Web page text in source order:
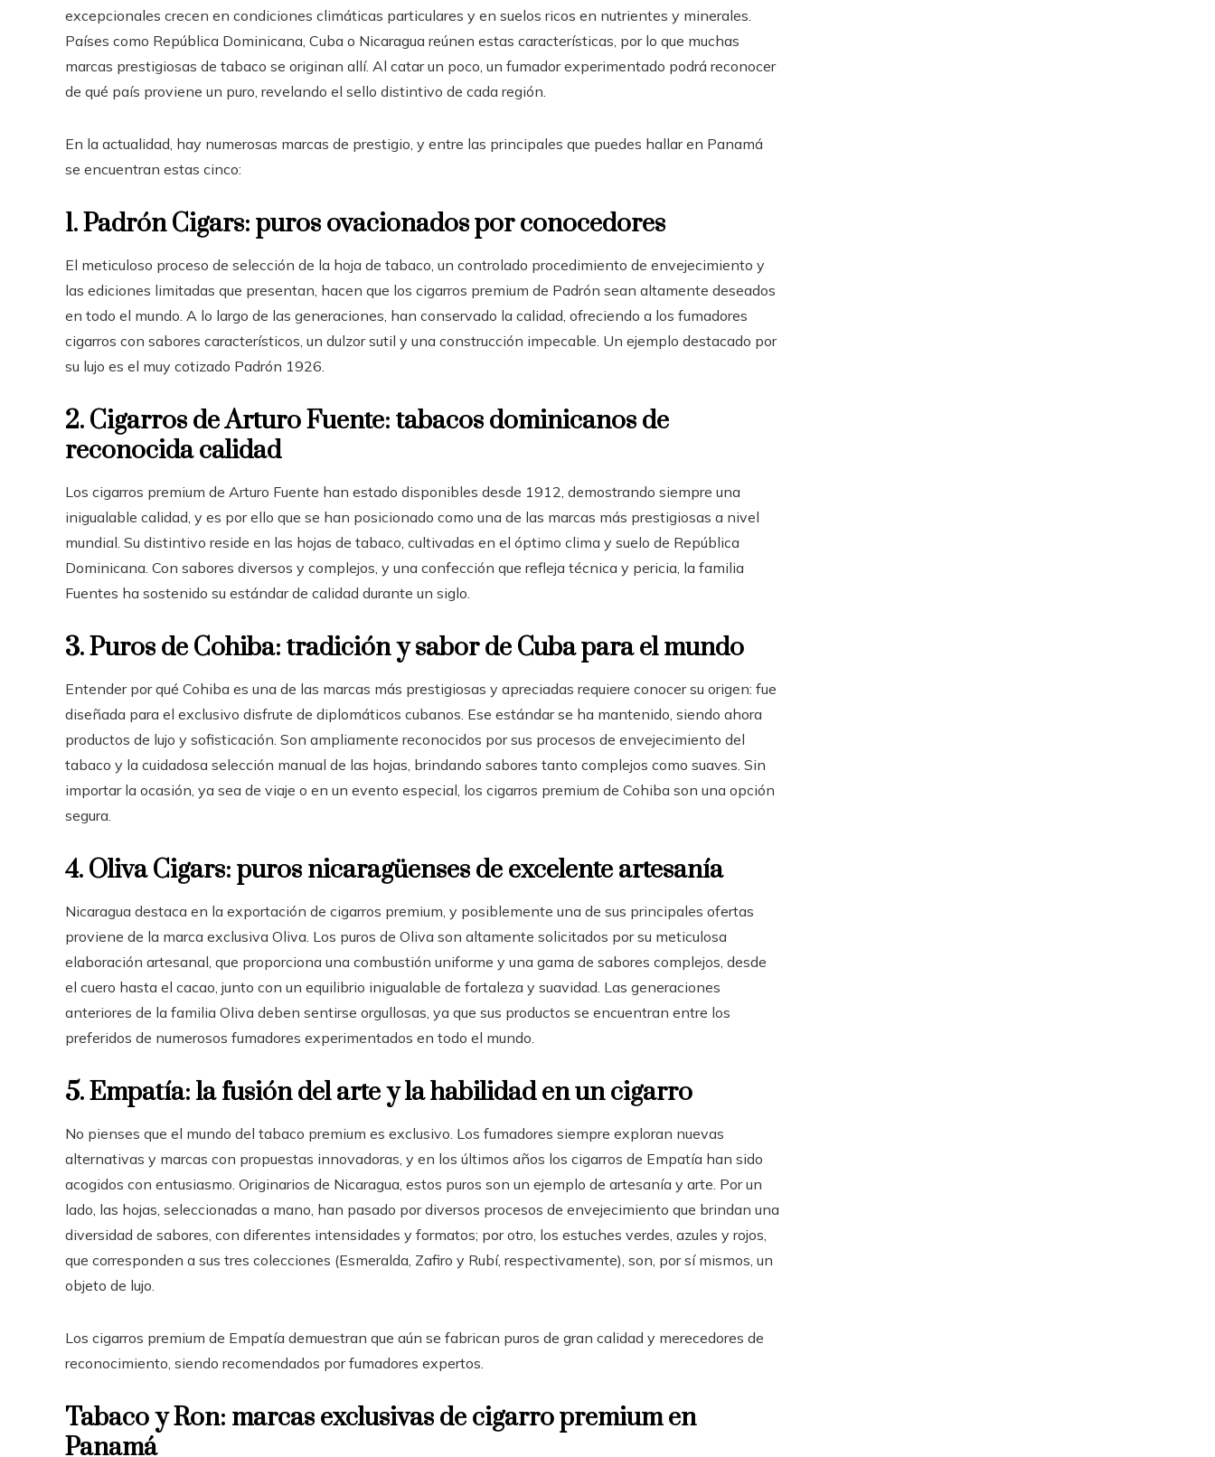
excepcionales crecen en condiciones climáticas particulares y en suelos ricos en nutrientes y minerales.
Países como República Dominicana, Cuba o Nicaragua reúnen estas características, por lo que muchas
marcas prestigiosas de tabaco se originan allí. Al catar un poco, un fumador experimentado podrá reconocer
de qué país proviene un puro, revelando el sello distintivo de cada región.
En la actualidad, hay numerosas marcas de prestigio, y entre las principales que puedes hallar en Panamá
se encuentran estas cinco:
1. Padrón Cigars: puros ovacionados por conocedores
El meticuloso proceso de selección de la hoja de tabaco, un controlado procedimiento de envejecimiento y
las ediciones limitadas que presentan, hacen que los cigarros premium de Padrón sean altamente deseados
en todo el mundo. A lo largo de las generaciones, han conservado la calidad, ofreciendo a los fumadores
cigarros con sabores característicos, un dulzor sutil y una construcción impecable. Un ejemplo destacado por
su lujo es el muy cotizado Padrón 1926.
2. Cigarros de Arturo Fuente: tabacos dominicanos de
reconocida calidad
Los cigarros premium de Arturo Fuente han estado disponibles desde 1912, demostrando siempre una
inigualable calidad, y es por ello que se han posicionado como una de las marcas más prestigiosas a nivel
mundial. Su distintivo reside en las hojas de tabaco, cultivadas en el óptimo clima y suelo de República
Dominicana. Con sabores diversos y complejos, y una confección que refleja técnica y pericia, la familia
Fuentes ha sostenido su estándar de calidad durante un siglo.
3. Puros de Cohiba: tradición y sabor de Cuba para el mundo
Entender por qué Cohiba es una de las marcas más prestigiosas y apreciadas requiere conocer su origen: fue
diseñada para el exclusivo disfrute de diplomáticos cubanos. Ese estándar se ha mantenido, siendo ahora
productos de lujo y sofisticación. Son ampliamente reconocidos por sus procesos de envejecimiento del
tabaco y la cuidadosa selección manual de las hojas, brindando sabores tanto complejos como suaves. Sin
importar la ocasión, ya sea de viaje o en un evento especial, los cigarros premium de Cohiba son una opción
segura.
4. Oliva Cigars: puros nicaragüenses de excelente artesanía
Nicaragua destaca en la exportación de cigarros premium, y posiblemente una de sus principales ofertas
proviene de la marca exclusiva Oliva. Los puros de Oliva son altamente solicitados por su meticulosa
elaboración artesanal, que proporciona una combustión uniforme y una gama de sabores complejos, desde
el cuero hasta el cacao, junto con un equilibrio inigualable de fortaleza y suavidad. Las generaciones
anteriores de la familia Oliva deben sentirse orgullosas, ya que sus productos se encuentran entre los
preferidos de numerosos fumadores experimentados en todo el mundo.
5. Empatía: la fusión del arte y la habilidad en un cigarro
No pienses que el mundo del tabaco premium es exclusivo. Los fumadores siempre exploran nuevas
alternativas y marcas con propuestas innovadoras, y en los últimos años los cigarros de Empatía han sido
acogidos con entusiasmo. Originarios de Nicaragua, estos puros son un ejemplo de artesanía y arte. Por un
lado, las hojas, seleccionadas a mano, han pasado por diversos procesos de envejecimiento que brindan una
diversidad de sabores, con diferentes intensidades y formatos; por otro, los estuches verdes, azules y rojos,
que corresponden a sus tres colecciones (Esmeralda, Zafiro y Rubí, respectivamente), son, por sí mismos, un
objeto de lujo.
Los cigarros premium de Empatía demuestran que aún se fabrican puros de gran calidad y merecedores de
reconocimiento, siendo recomendados por fumadores expertos.
Tabaco y Ron: marcas exclusivas de cigarro premium en
Panamá